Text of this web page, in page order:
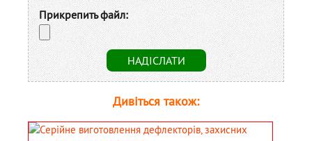
Прикрепить файл:
Дивіться також: